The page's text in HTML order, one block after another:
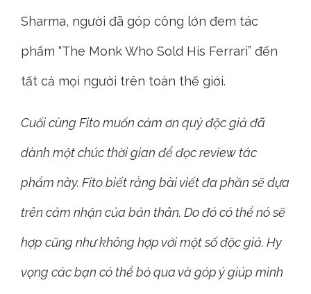
Sharma, người đã góp công lớn đem tác
phẩm “The Monk Who Sold His Ferrari” đến
tất cả mọi người trên toàn thế giới.
Cuối cùng Fito muốn cảm ơn quý độc giả đã
dành một chúc thời gian để đọc review tác
phẩm này. Fito biết rằng bài viết đa phần sẽ dựa
trên cảm nhận của bản thân. Do đó có thể nó sẽ
hợp cũng như không hợp với một số độc giả. Hy
vọng các bạn có thể bỏ qua và góp ý giúp mình